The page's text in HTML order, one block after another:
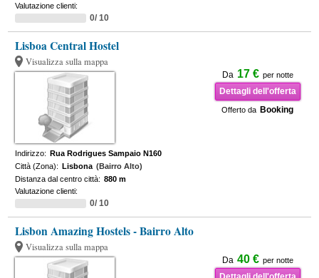
Valutazione clienti:
0/ 10
Lisboa Central Hostel
Visualizza sulla mappa
Da 17 € per notte
Dettagli dell'offerta
Offerto da Booking
Indirizzo: Rua Rodrigues Sampaio N160
Città (Zona): Lisbona (Bairro Alto)
Distanza dal centro città: 880 m
Valutazione clienti:
0/ 10
Lisbon Amazing Hostels - Bairro Alto
Visualizza sulla mappa
Da 40 € per notte